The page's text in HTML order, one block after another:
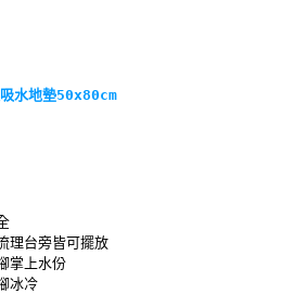
水地墊50x80cm
理台旁皆可擺放
掌上水份
冰冷